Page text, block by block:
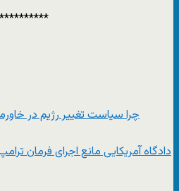
چرا سیاست تغییر رژیم در
دادگاه آمریکایی مانع اجرای فرمان